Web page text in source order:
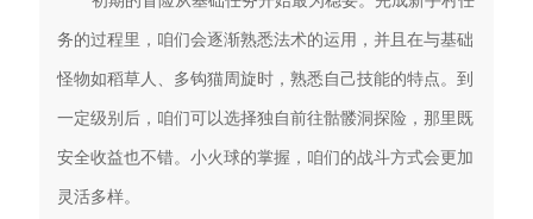
务的过程里，咱们会逐渐熟悉法术的运用，并且在与基础
怪物如稻草人、多钩猫周旋时，熟悉自己技能的特点。到
一定级别后，咱们可以选择独自前往骷髅洞探险，那里既
安全收益也不错。小火球的掌握，咱们的战斗方式会更加
灵活多样。